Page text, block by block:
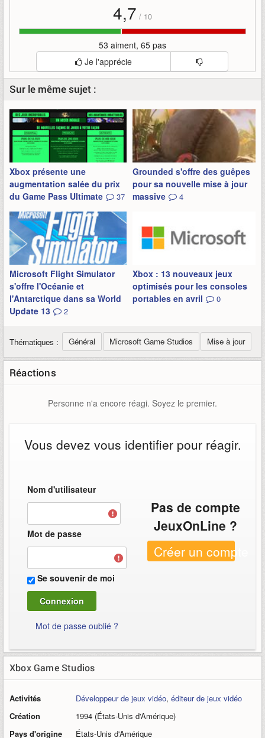
4,7 / 10
53 aiment, 65 pas
Je l'apprécie
Sur le même sujet :
Xbox présente une
augmentation salée du prix
du Game Pass Ultimate
37
Grounded s'offre des guêpes
pour sa nouvelle mise à jour
massive
4
Microsoft Flight Simulator
s'offre l'Océanie et
l'Antarctique dans sa World
Update 13
2
Xbox : 13 nouveaux jeux
optimisés pour les consoles
portables en avril
0
Thématiques : Général Microsoft Game Studios Mise à jour
Réactions
Personne n'a encore réagi. Soyez le premier.
Vous devez vous identifier pour réagir.
Nom d'utilisateur
Mot de passe
Se souvenir de moi
Mot de passe oublié ?
Pas de compte
JeuxOnLine ?
Créer un compte
Xbox Game Studios
Activités Développeur de jeux vidéo, éditeur de jeux vidéo
Création
1994 (États-Unis d'Amérique)
Pays d'origine
États-Unis d'Amérique